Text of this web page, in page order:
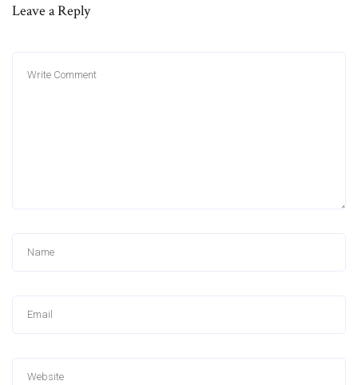
Leave a Reply